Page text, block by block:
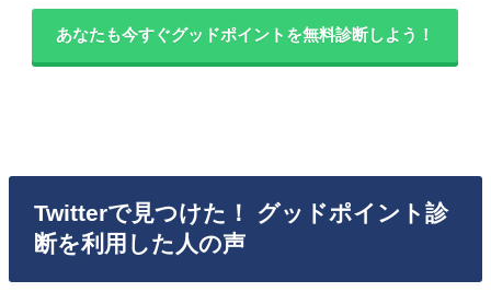
あなたも今すぐグッドポイントを無料診断しよう！
Twitterで見つけた！ グッドポイント診
断を利用した人の声